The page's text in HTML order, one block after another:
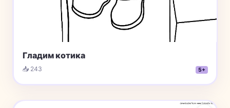
Гладим котика
📥 243 5+